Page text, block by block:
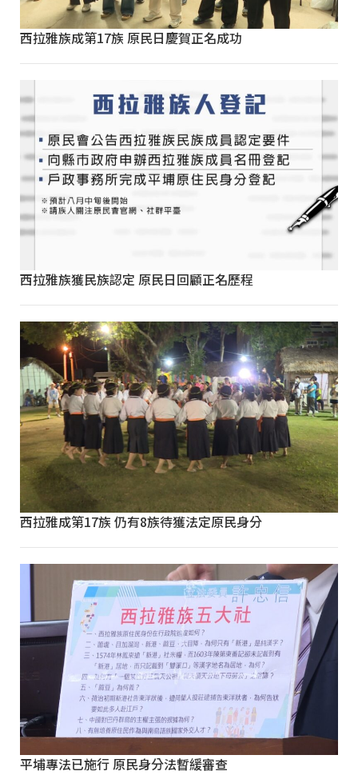
西拉雅族成第17族 原民日慶賀正名成功
西拉雅族獲民族認定 原民日回顧正名歷程
西拉雅成第17族 仍有8族待獲法定原民身分
平埔專法已施行 原民身分法暫緩審查